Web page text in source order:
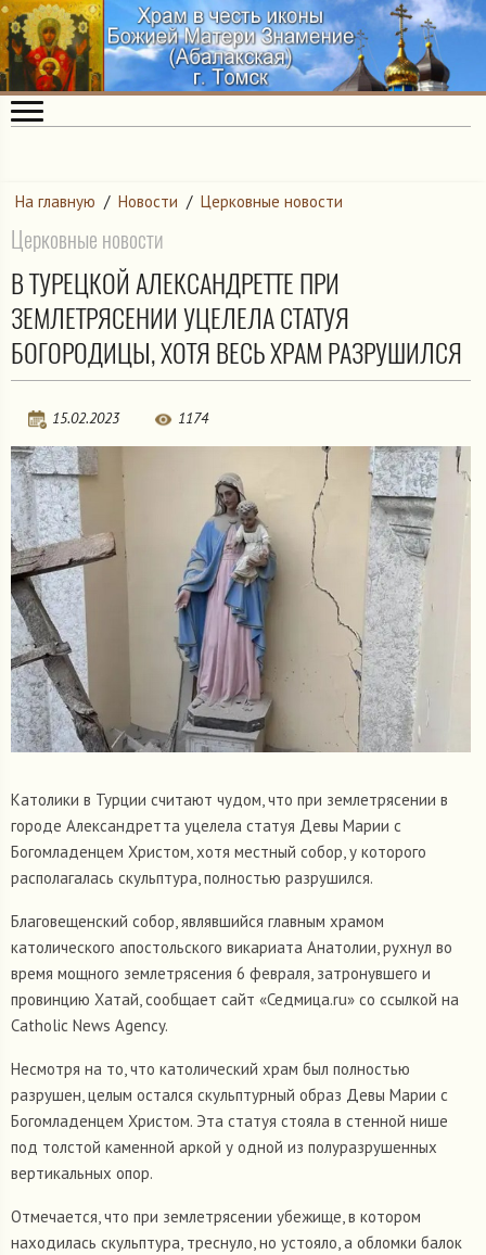
На главную / Новости / Церковные новости
Церковные новости
В ТУРЕЦКОЙ АЛЕКСАНДРЕТТЕ ПРИ
ЗЕМЛЕТРЯСЕНИИ УЦЕЛЕЛА СТАТУЯ
БОГОРОДИЦЫ, ХОТЯ ВЕСЬ ХРАМ РАЗРУШИЛСЯ
15.02.2023 1174
Католики в Турции считают чудом, что при землетрясении в
городе Александретта уцелела статуя Девы Марии с
Богомладенцем Христом, хотя местный собор, у которого
располагалась скульптура, полностью разрушился.
Благовещенский собор, являвшийся главным храмом
католического апостольского викариата Анатолии, рухнул во
время мощного землетрясения 6 февраля, затронувшего и
провинцию Хатай, сообщает сайт «Седмица.ru» со ссылкой на
Catholic News Agency.
Несмотря на то, что католический храм был полностью
разрушен, целым остался скульптурный образ Девы Марии с
Богомладенцем Христом. Эта статуя стояла в стенной нише
под толстой каменной аркой у одной из полуразрушенных
вертикальных опор.
Отмечается, что при землетрясении убежище, в котором
находилась скульптура, треснуло, но устояло, а обломки балок